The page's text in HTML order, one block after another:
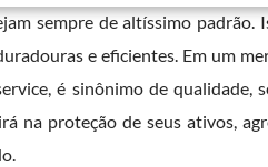
sempre de altíssimo padrão.
e eficientes. Em um
é sinônimo de qualidade,
na proteção de seus ativos,